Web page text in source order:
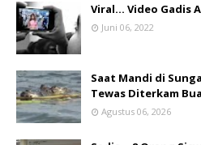
Viral... Video Gadis
Juni 06, 2022
Saat Mandi di
Tewas Diterkam
Agustus 06, 2026